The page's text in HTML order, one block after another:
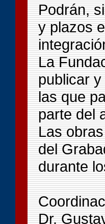
Podrán,
y plazos
La
publicar
las que
parte del
Las
del
durante
Dr.